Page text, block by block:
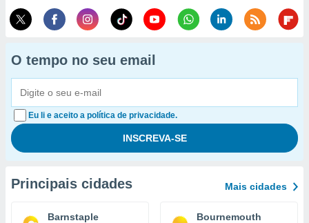
O tempo no seu email
Eu li e aceito a política de privacidade.
Principais cidades Mais cidades
Barnstaple Bournemouth